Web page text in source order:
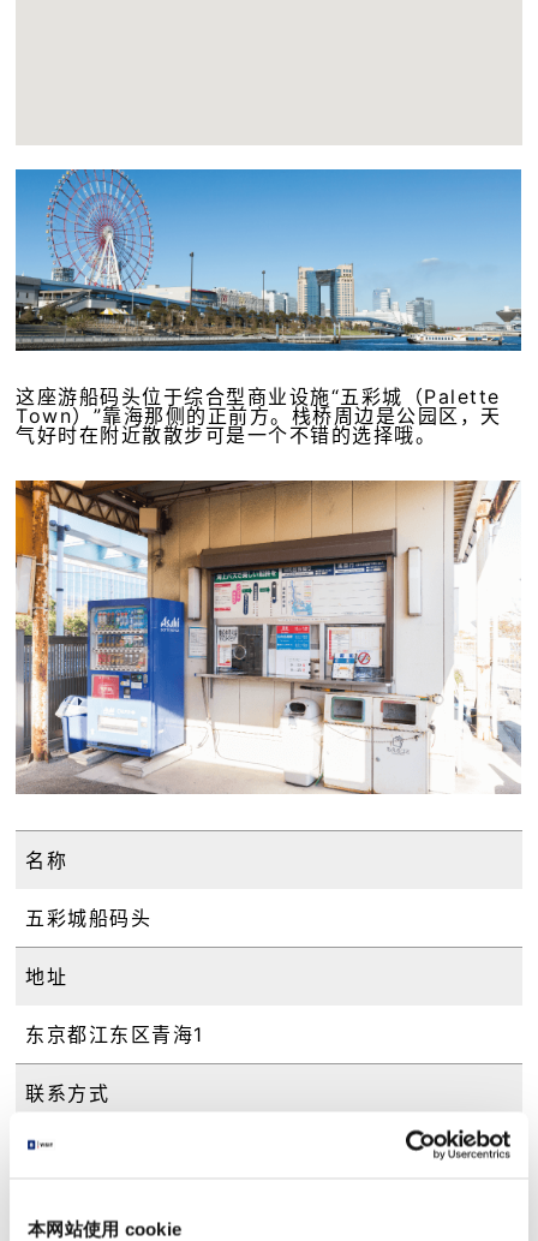
本网站使用 cookie
这座游船码头位于综合型商业设施“五彩城（Palette
Town）”靠海那侧的正前方。栈桥周边是公园区，天
气好时在附近散散步可是一个不错的选择哦。
名称
五彩城船码头
地址
东京都江东区青海1
联系方式
以下のWebサイトからご確認ください / 东京都观